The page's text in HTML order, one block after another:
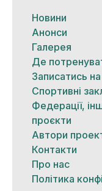
Новини
Анонси
Галерея
Де
Записатись
Спортивні
Федерації,
проєкти
Автори
Контакти
Про нас
Політика